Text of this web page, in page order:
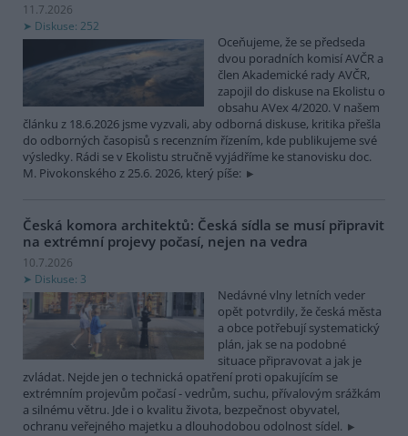
11.7.2026
Diskuse: 252
Oceňujeme, že se předseda
dvou poradních komisí AVČR a
člen Akademické rady AVČR,
zapojil do diskuse na Ekolistu o
obsahu AVex 4/2020. V našem
článku z 18.6.2026 jsme vyzvali, aby odborná diskuse, kritika přešla
do odborných časopisů s recenzním řízením, kde publikujeme své
výsledky. Rádi se v Ekolistu stručně vyjádříme ke stanovisku doc.
M. Pivokonského z 25.6. 2026, který píše:
Česká komora architektů: Česká sídla se musí připravit
na extrémní projevy počasí, nejen na vedra
10.7.2026
Diskuse: 3
Nedávné vlny letních veder
opět potvrdily, že česká města
a obce potřebují systematický
plán, jak se na podobné
situace připravovat a jak je
zvládat. Nejde jen o technická opatření proti opakujícím se
extrémním projevům počasí - vedrům, suchu, přívalovým srážkám
a silnému větru. Jde i o kvalitu života, bezpečnost obyvatel,
ochranu veřejného majetku a dlouhodobou odolnost sídel.